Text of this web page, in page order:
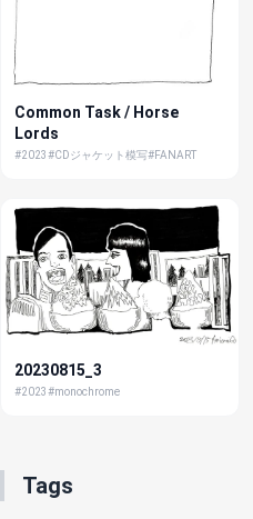
Common Task / Horse
Lords
#2023#CDジャケット模写#FANART
20230815_3
#2023#monochrome
Tags